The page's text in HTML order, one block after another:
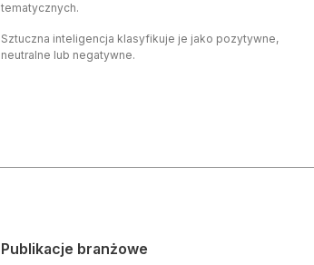
tematycznych.
Sztuczna inteligencja klasyfikuje je jako pozytywne,
neutralne lub negatywne.
Publikacje branżowe